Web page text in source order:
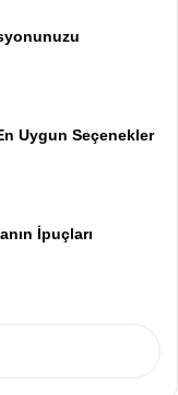
Uygun Seçenekler
İpuçları